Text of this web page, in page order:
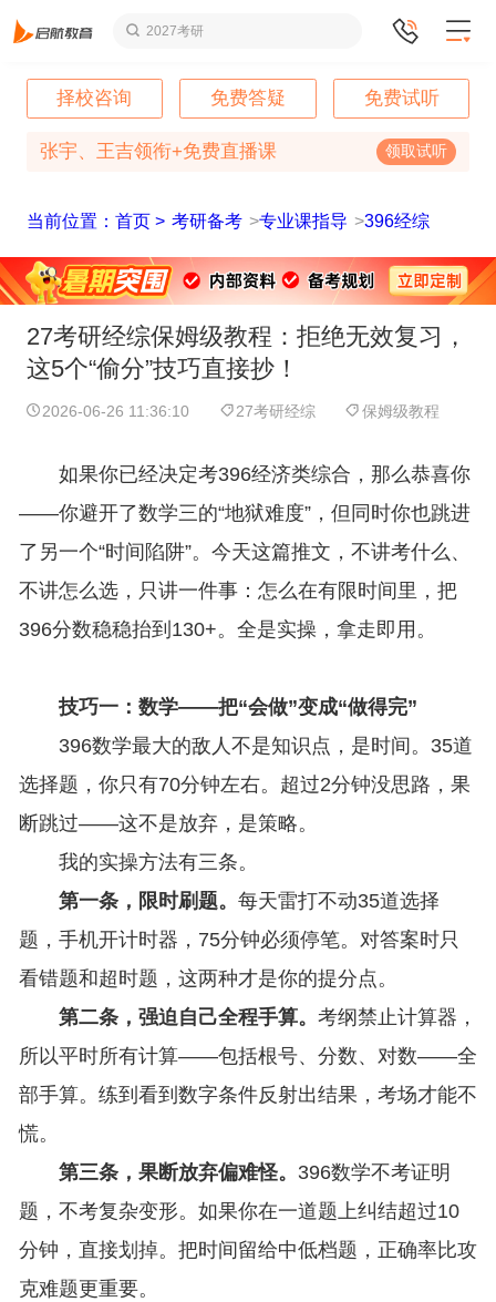
2027考研
择校咨询 免费答疑 免费试听
张宇、王吉领衔+免费直播课 领取试听
当前位置：首页 > 考研备考 >专业课指导 >396经综
27考研经综保姆级教程：拒绝无效复习，
这5个“偷分”技巧直接抄！
2026-06-26 11:36:10 27考研经综 保姆级教程
如果你已经决定考396经济类综合，那么恭喜你
——你避开了数学三的“地狱难度”，但同时你也跳进
了另一个“时间陷阱”。今天这篇推文，不讲考什么、
不讲怎么选，只讲一件事：怎么在有限时间里，把
396分数稳稳抬到130+。全是实操，拿走即用。
技巧一：数学——把“会做”变成“做得完”
396数学最大的敌人不是知识点，是时间。35道
选择题，你只有70分钟左右。超过2分钟没思路，果
断跳过——这不是放弃，是策略。
我的实操方法有三条。
第一条，限时刷题。 每天雷打不动35道选择
题，手机开计时器，75分钟必须停笔。对答案时只
看错题和超时题，这两种才是你的提分点。
第二条，强迫自己全程手算。 考纲禁止计算器，
所以平时所有计算——包括根号、分数、对数——全
部手算。练到看到数字条件反射出结果，考场才能不
慌。
第三条，果断放弃偏难怪。 396数学不考证明
题，不考复杂变形。如果你在一道题上纠结超过10
分钟，直接划掉。把时间留给中低档题，正确率比攻
克难题更重要。